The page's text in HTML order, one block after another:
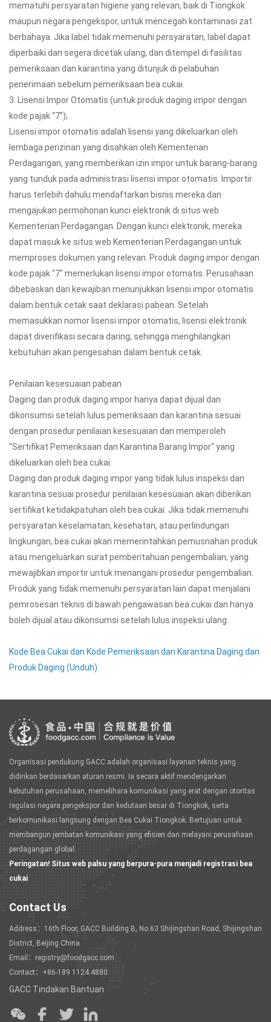
mematuhi persyaratan higiene yang relevan, baik di Tiongkok
maupun negara pengekspor, untuk mencegah kontaminasi zat
berbahaya. Jika label tidak memenuhi persyaratan, label dapat
diperbaiki dan segera dicetak ulang, dan ditempel di fasilitas
pemeriksaan dan karantina yang ditunjuk di pelabuhan
penerimaan sebelum pemeriksaan bea cukai.
3. Lisensi Impor Otomatis (untuk produk daging impor dengan
kode pajak “7”);
Lisensi impor otomatis adalah lisensi yang dikeluarkan oleh
lembaga perizinan yang disahkan oleh Kementerian
Perdagangan, yang memberikan izin impor untuk barang-barang
yang tunduk pada administrasi lisensi impor otomatis. Importir
harus terlebih dahulu mendaftarkan bisnis mereka dan
mengajukan permohonan kunci elektronik di situs web
Kementerian Perdagangan. Dengan kunci elektronik, mereka
dapat masuk ke situs web Kementerian Perdagangan untuk
memproses dokumen yang relevan. Produk daging impor dengan
kode pajak "7" memerlukan lisensi impor otomatis. Perusahaan
dibebaskan dari kewajiban menunjukkan lisensi impor otomatis
dalam bentuk cetak saat deklarasi pabean. Setelah
memasukkan nomor lisensi impor otomatis, lisensi elektronik
dapat diverifikasi secara daring, sehingga menghilangkan
kebutuhan akan pengesahan dalam bentuk cetak.
Penilaian kesesuaian pabean
Daging dan produk daging impor hanya dapat dijual dan
dikonsumsi setelah lulus pemeriksaan dan karantina sesuai
dengan prosedur penilaian kesesuaian dan memperoleh
"Sertifikat Pemeriksaan dan Karantina Barang Impor" yang
dikeluarkan oleh bea cukai.
Daging dan produk daging impor yang tidak lulus inspeksi dan
karantina sesuai prosedur penilaian kesesuaian akan diberikan
sertifikat ketidakpatuhan oleh bea cukai. Jika tidak memenuhi
persyaratan keselamatan, kesehatan, atau perlindungan
lingkungan, bea cukai akan memerintahkan pemusnahan produk
atau mengeluarkan surat pemberitahuan pengembalian, yang
mewajibkan importir untuk menangani prosedur pengembalian.
Produk yang tidak memenuhi persyaratan lain dapat menjalani
pemrosesan teknis di bawah pengawasan bea cukai dan hanya
boleh dijual atau dikonsumsi setelah lulus inspeksi ulang.
Kode Bea Cukai dan Kode Pemeriksaan dan Karantina Daging dan
Produk Daging (Unduh)
Organisasi pendukung GACC adalah organisasi layanan teknis yang
didirikan berdasarkan aturan resmi. Ia secara aktif mendengarkan
kebutuhan perusahaan, memelihara komunikasi yang erat dengan otoritas
regulasi negara pengekspor dan kedutaan besar di Tiongkok, serta
berkomunikasi langsung dengan Bea Cukai Tiongkok. Bertujuan untuk
membangun jembatan komunikasi yang efisien dan melayani perusahaan
perdagangan global.
Peringatan! Situs web palsu yang berpura-pura menjadi registrasi bea
cukai
Contact Us
Address：16th Floor, GACC Building B, No.63 Shijingshan Road, Shijingshan
District, Beijing China
Email：registry@foodgacc.com
Contact：+86-189 1124 4880
GACC Tindakan Bantuan